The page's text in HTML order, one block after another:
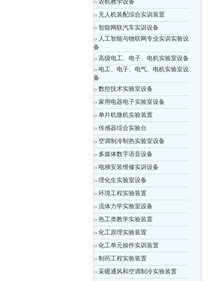
农机教学设备
无人机装配综合实训装置
智能网联汽车实训设备
人工智能与物联网专业实训实验设
备
高级电工、电子、电机实验室设备
电工、电子、电气、电机实验室设
备
数控技术实验室设备
家用电器电子实验室设备
单片机微机实验装置
传感器综合实验台
空调制冷制热实验室设备
多媒体数字语音设备
电梯安装维修实训设备
理化生实验室设备
环境工程实验装置
流体力学实验室设备
热工类教学实验装置
化工原理实验装置
化工单元操作实训装置
制药工程实验装置
采暖通风和空调制冷实验装置